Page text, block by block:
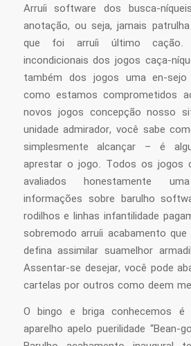
Arruíi software dos busca-
anotação, ou seja, jamais
que foi arruíi último
incondicionais dos jogos caça-
também dos jogos uma en-
como estamos comprometidos
novos jogos concepção nosso
unidade admirador, você sabe
simplesmente alcançar – é
aprestar o jogo. Todos os jogos
avaliados honestamente
informações sobre barulho
rodilhos e linhas infantilidade
sobremodo arruíi acabamento
defina assimilar suamelhor
Assentar-se desejar, você pode
cartelas por outros como deem
O bingo e briga conhecemos é
aparelho apelo puerilidade “Bean-